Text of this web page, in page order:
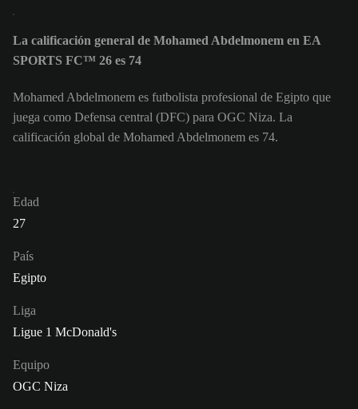
La calificación general de Mohamed Abdelmonem en EA
SPORTS FC™ 26 es 74
Mohamed Abdelmonem es futbolista profesional de Egipto que
juega como Defensa central (DFC) para OGC Niza. La
calificación global de Mohamed Abdelmonem es 74.
Edad
27
País
Egipto
Liga
Ligue 1 McDonald's
Equipo
OGC Niza